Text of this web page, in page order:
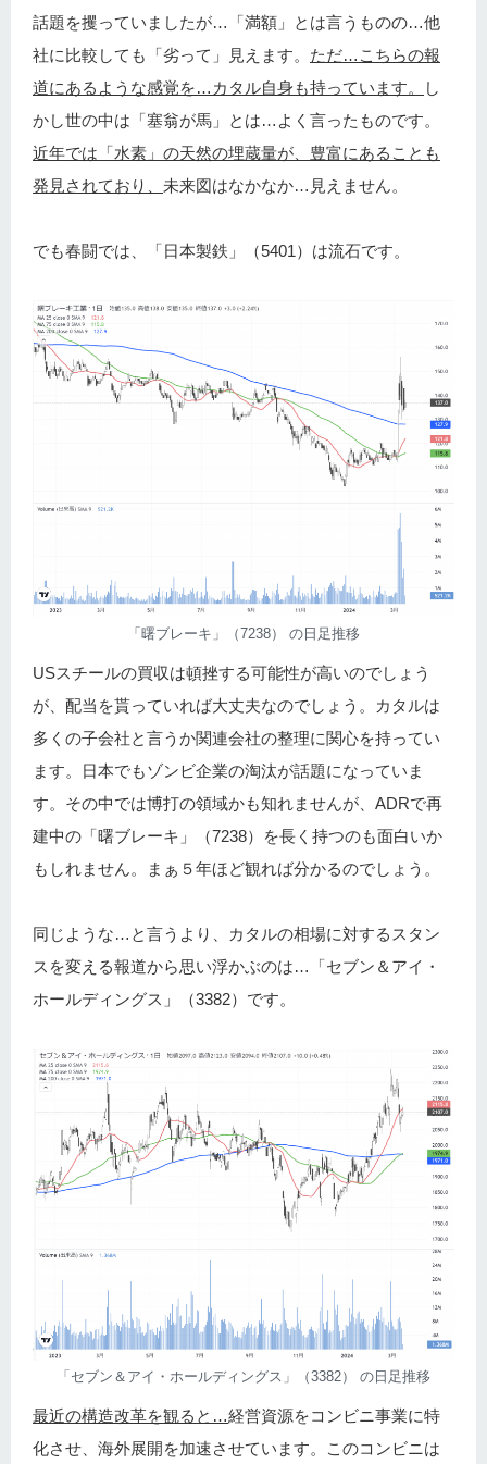
話題を攫っていましたが…「満額」とは言うものの…他
社に比較しても「劣って」見えます。 ただ…こちらの報
道にあるような感覚を…カタル自身も持っています。
し
かし世の中は「塞翁が馬」とは…よく言ったものです。
近年では「水素」の天然の埋蔵量が、豊富にあることも
発見されており、 未来図はなかなか…見えません。
でも春闘では、「日本製鉄」（5401）は流石です。
「曙ブレーキ」（7238） の日足推移
USスチールの買収は頓挫する可能性が高いのでしょう
が、配当を貰っていれば大丈夫なのでしょう。カタルは
多くの子会社と言うか関連会社の整理に関心を持ってい
ます。日本でもゾンビ企業の淘汰が話題になっていま
す。その中では博打の領域かも知れませんが、ADRで再
建中の「曙ブレーキ」（7238）を長く持つのも面白いか
もしれません。まぁ５年ほど観れば分かるのでしょう。
同じような…と言うより、カタルの相場に対するスタン
スを変える報道から思い浮かぶのは…「セブン＆アイ・
ホールディングス」（3382）です。
「セブン＆アイ・ホールディングス」（3382） の日足推移
最近の構造改革を観ると…経営資源をコンビニ事業に特
化させ、海外展開を加速させています。このコンビニは